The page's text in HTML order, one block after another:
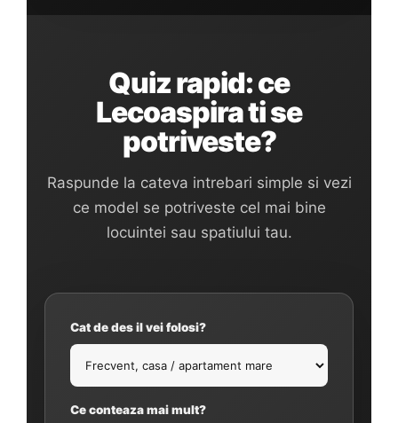
Quiz rapid: ce
Lecoaspira ti se
potriveste?
Raspunde la cateva intrebari simple si vezi
ce model se potriveste cel mai bine
locuintei sau spatiului tau.
Cat de des il vei folosi?
Ce conteaza mai mult?